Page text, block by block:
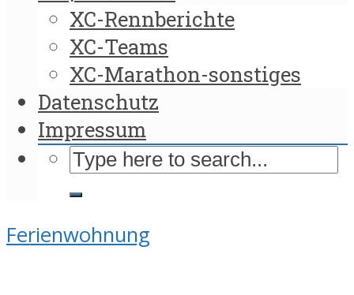
XC-Rennberichte
XC-Teams
XC-Marathon-sonstiges
Datenschutz
Impressum
Ferienwohnung